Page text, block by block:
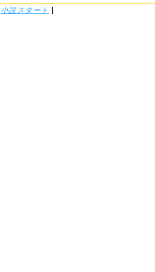
小説スタート |